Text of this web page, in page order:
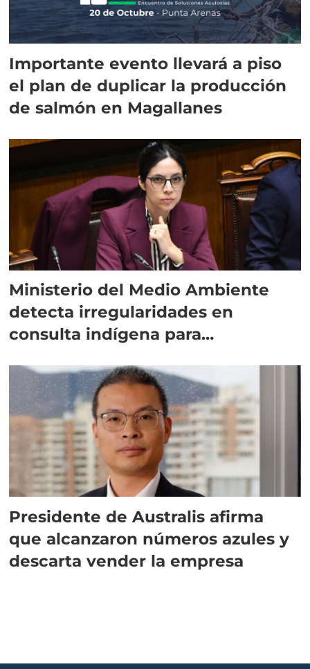
Importante evento llevará a piso
el plan de duplicar la producción
de salmón en Magallanes
Ministerio del Medio Ambiente
detecta irregularidades en
consulta indígena para
Presidente de Australis afirma
que alcanzaron números azules y
descarta vender la empresa